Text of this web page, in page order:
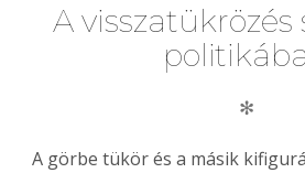
A visszatükrözés
✻
A görbe tükör és a másik